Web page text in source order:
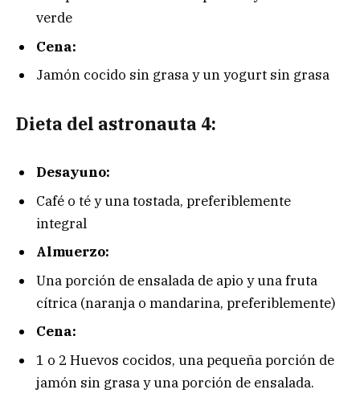
verde
Cena:
Jamón cocido sin grasa y un yogurt sin grasa
Dieta del astronauta 4:
Desayuno:
Café o té y una tostada, preferiblemente
integral
Almuerzo:
Una porción de ensalada de apio y una fruta
cítrica (naranja o mandarina, preferiblemente)
Cena:
1 o 2 Huevos cocidos, una pequeña porción de
jamón sin grasa y una porción de ensalada.